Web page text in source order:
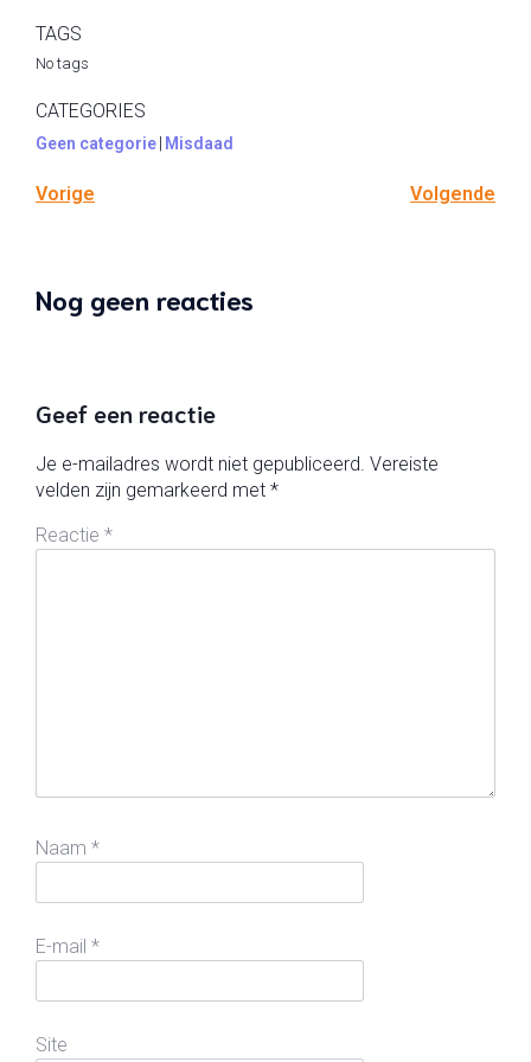
TAGS
No tags
CATEGORIES
Geen categorie Misdaad
Vorige Volgende
Nog geen reacties
Geef een reactie
Je e-mailadres wordt niet gepubliceerd. Vereiste
velden zijn gemarkeerd met *
Reactie *
Naam *
E-mail *
Site